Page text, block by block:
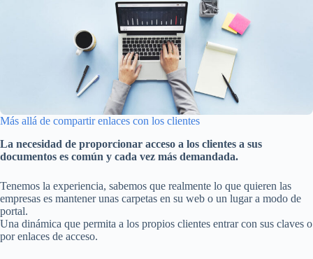
Más allá de compartir enlaces con los clientes
La necesidad de proporcionar acceso a los clientes a sus
documentos es común y cada vez más demandada.
Tenemos la experiencia, sabemos que realmente lo que quieren las
empresas es mantener unas carpetas en su web o un lugar a modo de
portal.
Una dinámica que permita a los propios clientes entrar con sus claves o
por enlaces de acceso.